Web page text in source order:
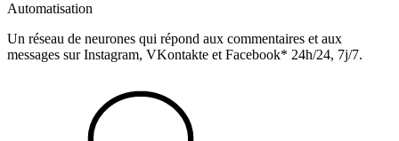
Automatisation
Un réseau de neurones qui répond aux commentaires et aux
messages sur Instagram, VKontakte et Facebook* 24h/24, 7j/7.